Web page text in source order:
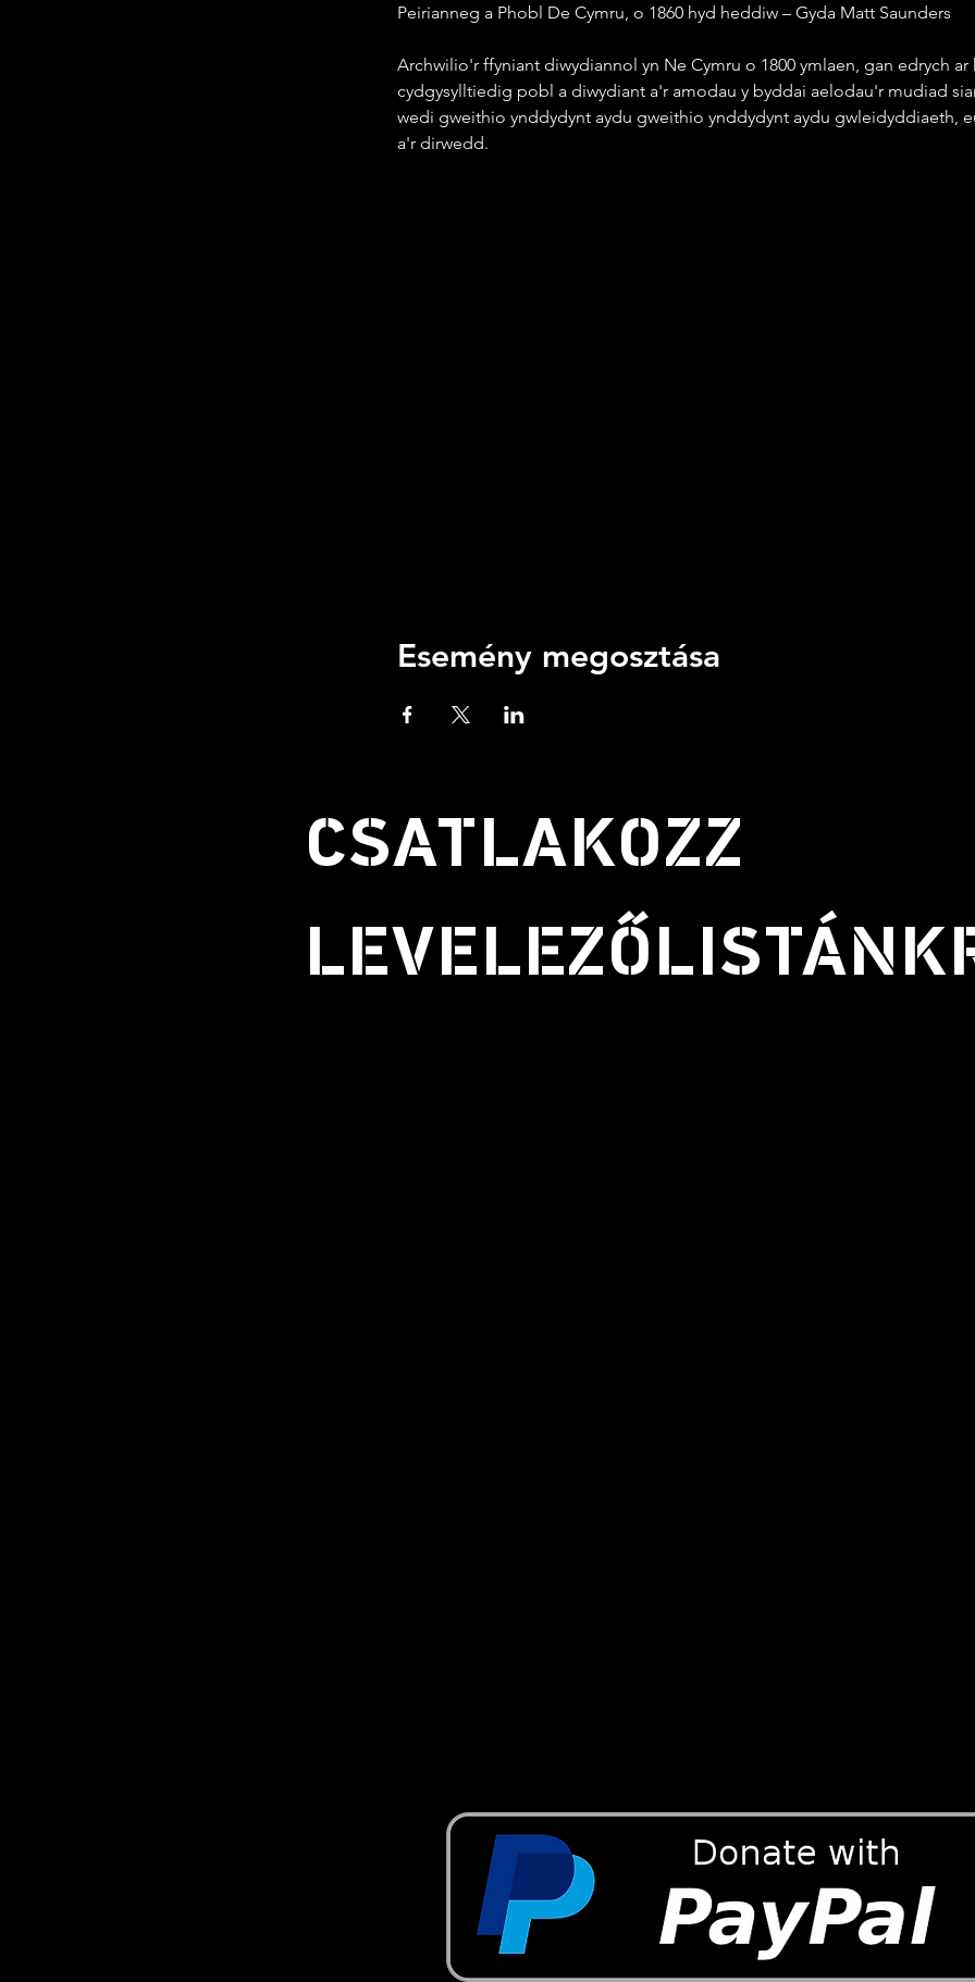
Peirianneg a Phobl De Cymru, o 1860 hyd heddiw – Gyda Matt Saunders
Archwilio'r ffyniant diwydiannol yn Ne Cymru o 1800 ymlaen, gan edrych
cydgysylltiedig pobl a diwydiant a'r amodau y byddai aelodau'r mudiad
wedi gweithio ynddydynt aydu gweithio ynddydynt aydu gwleidyddiaeth,
a'r dirwedd.
Esemény megosztása
CSATLAKOZZ